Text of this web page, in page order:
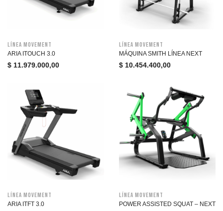
Línea Movement
ARIA ITOUCH 3.0
$ 11.979.000,00
Línea Movement
MÁQUINA SMITH LÍNEA NEXT
$ 10.454.400,00
Línea Movement
ARIA ITFT 3.0
Línea Movement
POWER ASSISTED SQUAT – NEXT